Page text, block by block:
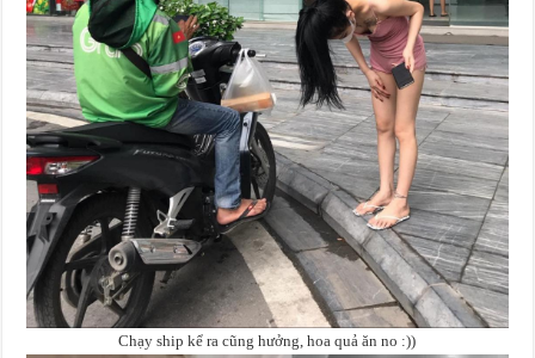
Chạy ship kể ra cũng hưởng, hoa quả ăn no :))